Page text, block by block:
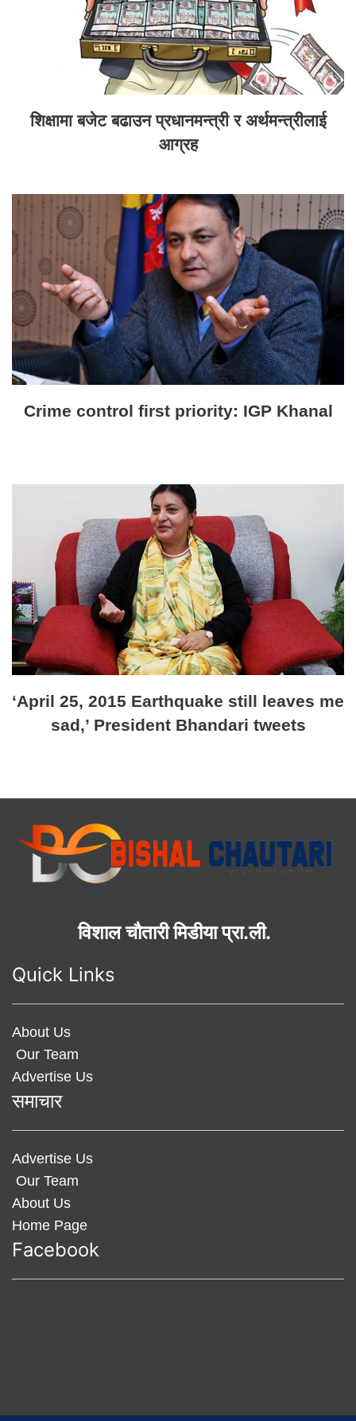
शिक्षामा बजेट बढाउन प्रधानमन्त्री र अर्थमन्त्रीलाई
आग्रह
Crime control first priority: IGP Khanal
‘April 25, 2015 Earthquake still leaves me
sad,’ President Bhandari tweets
विशाल चौतारी मिडीया प्रा.ली.
Quick Links
About Us
Our Team
Advertise Us
समाचार
Advertise Us
Our Team
About Us
Home Page
Facebook